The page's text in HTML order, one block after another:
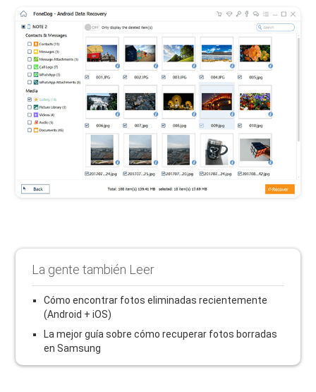
La gente también Leer
Cómo encontrar fotos eliminadas recientemente
(Android + iOS)
La mejor guía sobre cómo recuperar fotos borradas
en Samsung